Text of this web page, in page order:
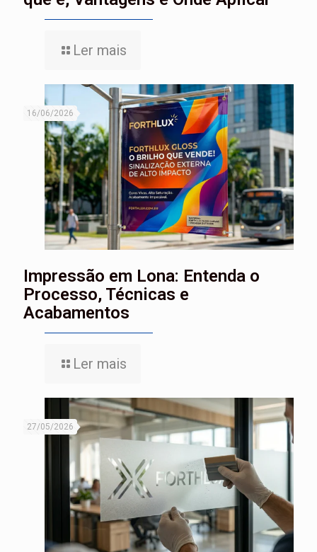
Ler mais
16/06/2026
Impressão em Lona: Entenda o
Processo, Técnicas e
Acabamentos
Ler mais
27/05/2026